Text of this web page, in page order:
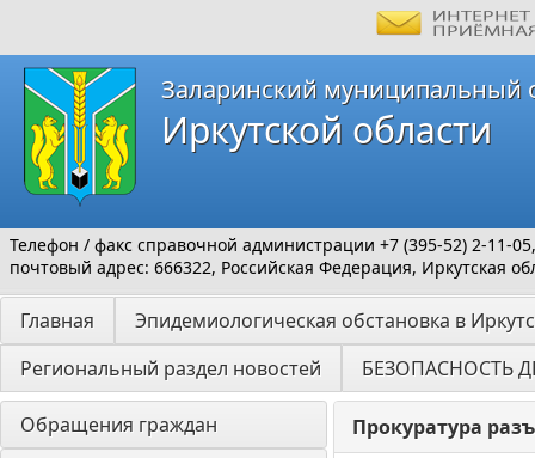
Заларинский муниципальный
Иркутской области
Телефон / факс справочной администрации +7 (395-52) 2-11-05,
почтовый адрес: 666322, Российская Федерация, Иркутская
Главная
Эпидемиологическая обстановка в
Региональный раздел новостей
БЕЗОПАСНОСТЬ
Обращения граждан
Прокуратура